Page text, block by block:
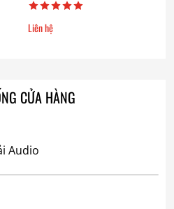
Liên hệ
CỬA HÀNG
Audio